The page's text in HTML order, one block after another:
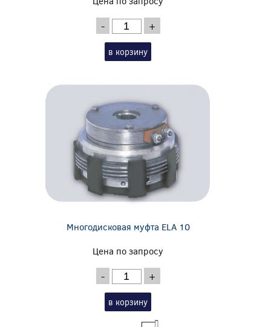
- +
в корзину
Многодисковая муфта ELA 10
Цена по запросу
- +
в корзину